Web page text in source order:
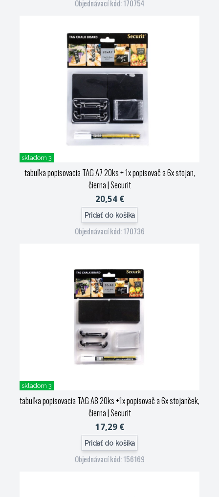
Objednávací kód: 170754
skladom 3
tabuľka popisovacia TAG A7 20ks + 1x popisovač a 6x stojan,
čierna| Securit
20,54 €
Pridať do košíka
Objednávací kód: 170736
skladom 3
tabuľka popisovacia TAG A8 20ks +1x popisovač a 6x stojanček,
čierna| Securit
17,29 €
Pridať do košíka
Objednávací kód: 156169